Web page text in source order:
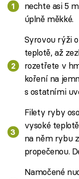
nechte asi 5
úplně měkké.
Syrovou rýži
teplotě, až
rozetřete v
koření na
s ostatními
Filety ryby
vysoké
na něm rybu
propečenou.
Namočené